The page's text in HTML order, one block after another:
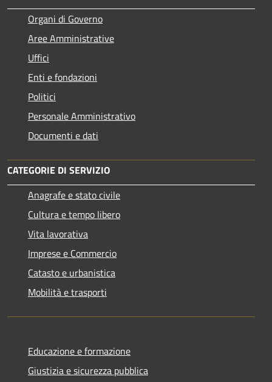
Organi di Governo
Aree Amministrative
Uffici
Enti e fondazioni
Politici
Personale Amministrativo
Documenti e dati
CATEGORIE DI SERVIZIO
Anagrafe e stato civile
Cultura e tempo libero
Vita lavorativa
Imprese e Commercio
Catasto e urbanistica
Mobilità e trasporti
Educazione e formazione
Giustizia e sicurezza pubblica